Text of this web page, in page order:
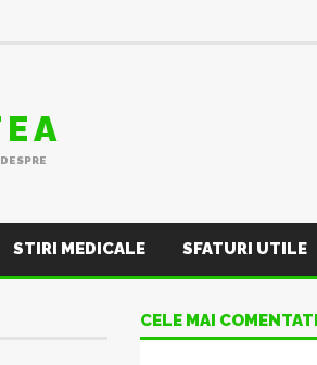
STIRI MEDICALE SFATURI UTILE
CELE MAI